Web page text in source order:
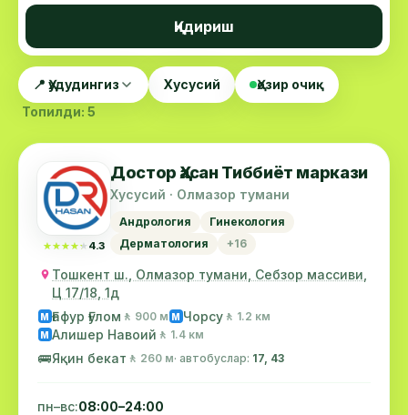
Қидириш
📍 Ҳудудингиз Хусусий
Ҳозир очиқ
Топилди: 5
★★★★★
★★★★★ 4.3
Достор Ҳасан Тиббиёт маркази
Хусусий · Олмазор тумани
Андрология
Гинекология
Дерматология
+16
Тошкент ш., Олмазор тумани, Себзор массиви,
Ц 17/18, 1д
М Ғафур Ғулом 🚶 900 м М Чорсу 🚶 1.2 км
М Алишер Навоий 🚶 1.4 км
🚌Яқин бекат 🚶 260 м· автобуслар: 17, 43
пн–вс:08:00–24:00